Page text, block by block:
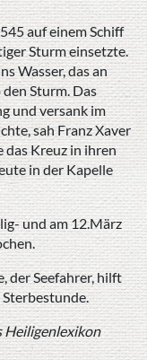
auf einem Schiff
Sturm einsetzte.
Wasser, das an
Sturm. Das
und versank im
sah Franz Xaver
das Kreuz in ihren
in der Kapelle
und am 12.März
der Seefahrer, hilft
Heiligenlexikon